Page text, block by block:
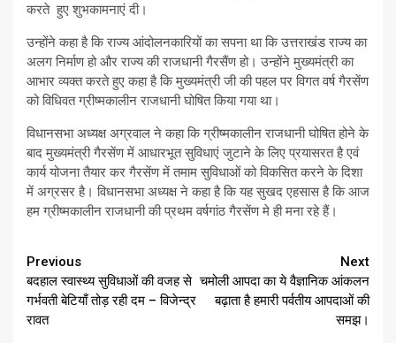
करते हुए शुभकामनाएं दी।
उन्होंने कहा है कि राज्य आंदोलनकारियों का सपना था कि उत्तराखंड राज्य का
अलग निर्माण हो और राज्य की राजधानी गैरसैंण हो। उन्होंने मुख्यमंत्री का
आभार व्यक्त करते हुए कहा है कि मुख्यमंत्री जी की पहल पर विगत वर्ष गैरसेंण
को विधिवत ग्रीष्मकालीन राजधानी घोषित किया गया था।
विधानसभा अध्यक्ष अग्रवाल ने कहा कि ग्रीष्मकालीन राजधानी घोषित होने के
बाद मुख्यमंत्री गैरसेंण में आधारभूत सुविधाएं जुटाने के लिए प्रयासरत है एवं
कार्य योजना तैयार कर गैरसेंण में तमाम सुविधाओं को विकसित करने के दिशा
में अग्रसर है। विधानसभा अध्यक्ष ने कहा है कि यह सुखद एहसास है कि आज
हम ग्रीष्मकालीन राजधानी की प्रथम वर्षगांठ गैरसेंण मे ही मना रहे हैं।
Continue
Reading
Previous
बदहाल स्वास्थ्य सुविधाओं की वजह से
गर्भवती बेटियाँ तोड़ रही दम – विजेन्द्र
रावत
Next
चमोली आपदा का ये वैज्ञानिक आंकलन
बढ़ाता है हमारी पर्वतीय आपदाओं की
समझ।